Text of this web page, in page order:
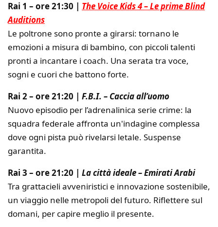
Rai 1 – ore 21:30 | The Voice Kids 4 – Le prime Blind
Auditions
Le poltrone sono pronte a girarsi: tornano le
emozioni a misura di bambino, con piccoli talenti
pronti a incantare i coach. Una serata tra voce,
sogni e cuori che battono forte.
Rai 2 – ore 21:20 | F.B.I. – Caccia all’uomo
Nuovo episodio per l’adrenalinica serie crime: la
squadra federale affronta un'indagine complessa
dove ogni pista può rivelarsi letale. Suspense
garantita.
Rai 3 – ore 21:20 | La città ideale – Emirati Arabi
Tra grattacieli avveniristici e innovazione sostenibile,
un viaggio nelle metropoli del futuro. Riflettere sul
domani, per capire meglio il presente.